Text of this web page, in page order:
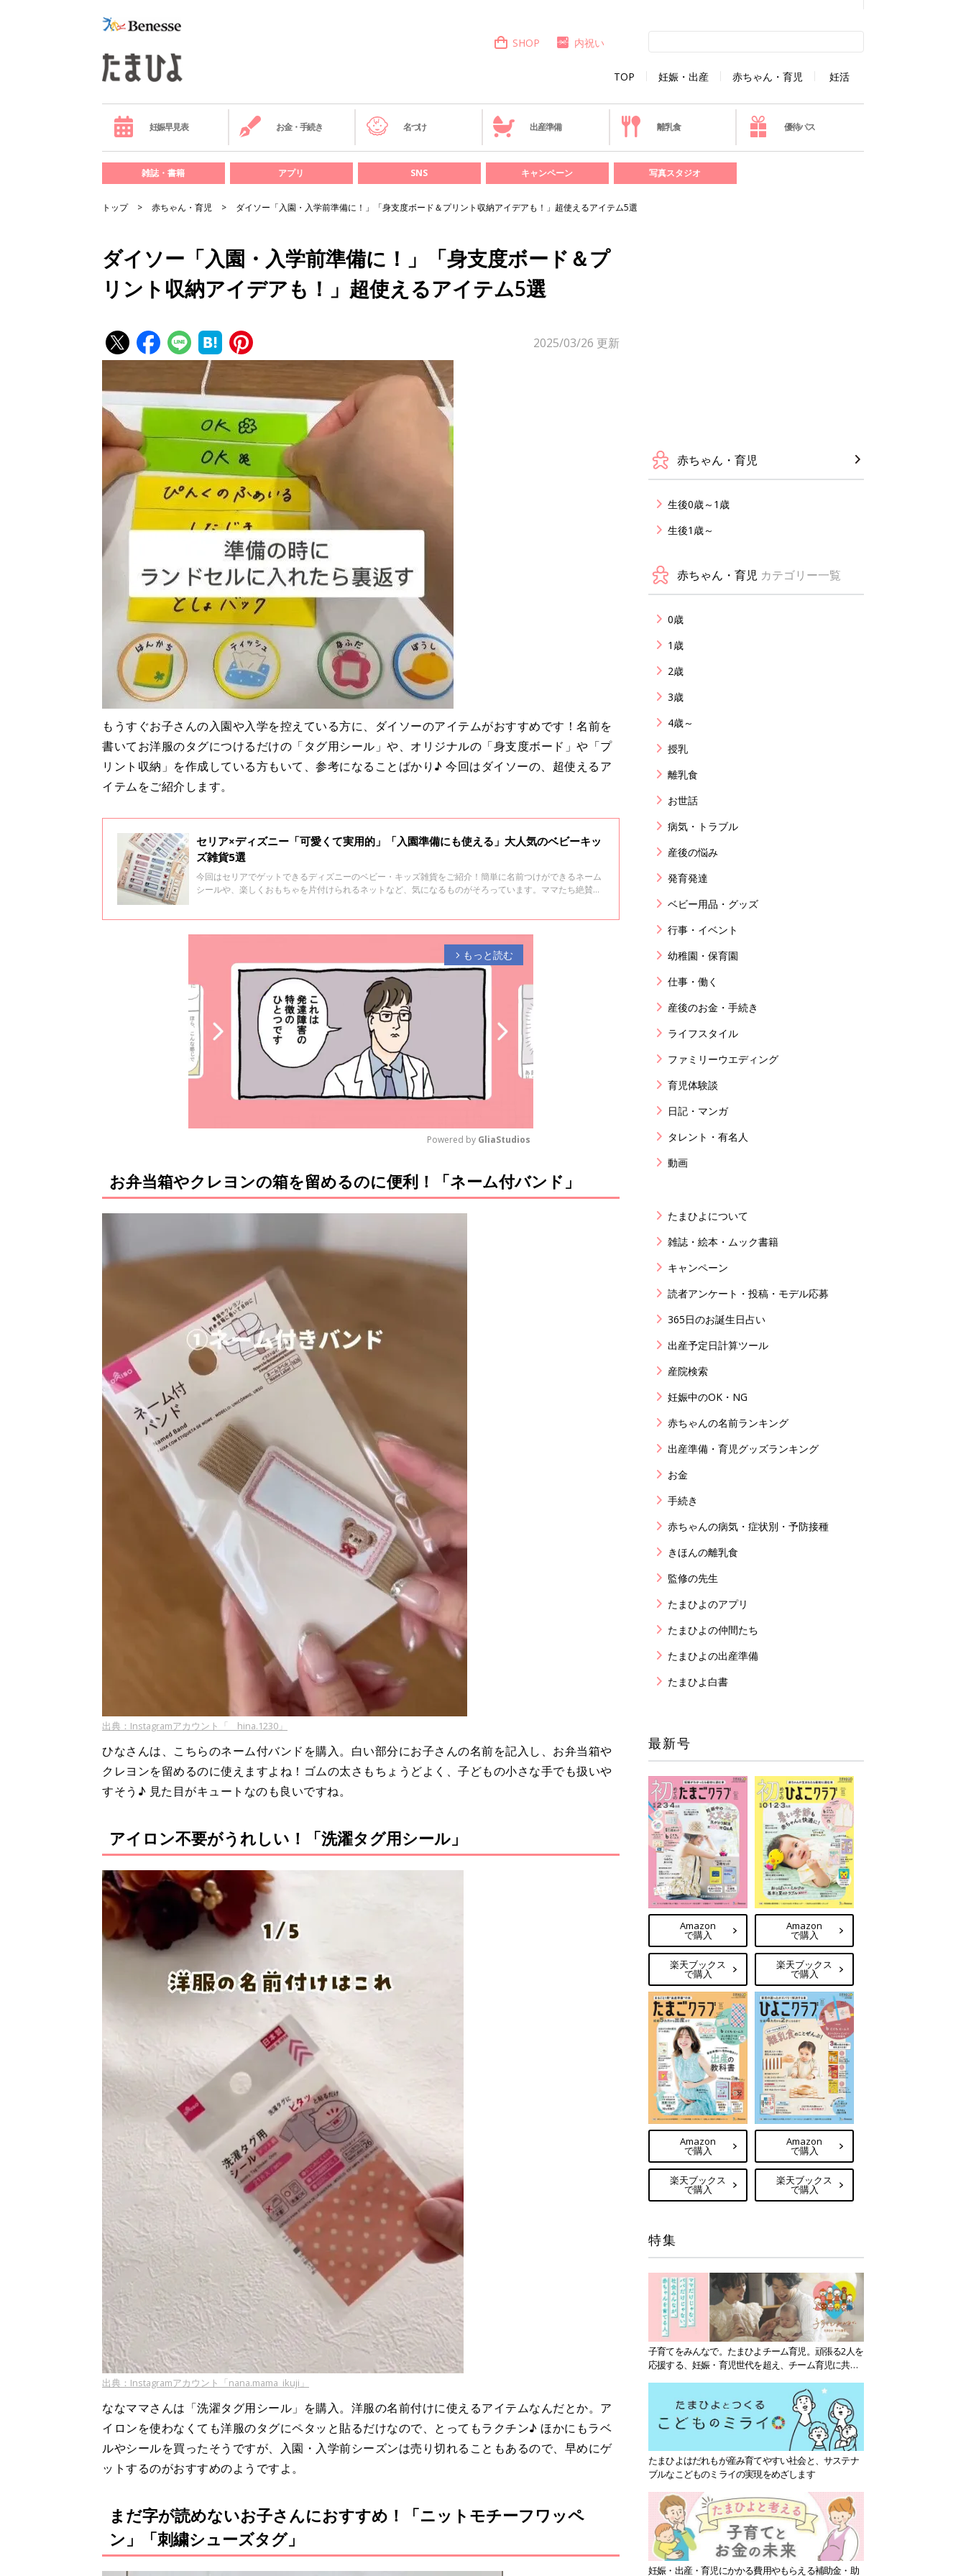
TOP 妊娠・出産 赤ちゃん・育児 妊活
SHOP 内祝い
妊娠早見表 お金・手続き 名づけ 出産準備 離乳食 優待パス
雑誌・書籍 アプリ SNS キャンペーン 写真スタジオ
トップ 赤ちゃん・育児 ダイソー「入園・入学前準備に！」「身支度ボード＆プリント収納アイデアも！」超使えるアイテム5選
ダイソー「入園・入学前準備に！」「身支度ボード＆プ
リント収納アイデアも！」超使えるアイテム5選
2025/03/26 更新
もうすぐお子さんの入園や入学を控えている方に、ダイソーのアイテムがおすすめです！名前を
書いてお洋服のタグにつけるだけの「タグ用シール」や、オリジナルの「身支度ボード」や「プ
リント収納」を作成している方もいて、参考になることばかり♪ 今回はダイソーの、超使えるア
イテムをご紹介します。
セリア×ディズニー「可愛くて実用的」「入園準備にも使える」大人気のベビーキッ
ズ雑貨5選
今回はセリアでゲットできるディズニーのベビー・キッズ雑貨をご紹介！簡単に名前つけができるネーム
シールや、楽しくおもちゃを片付けられるネットなど、気になるものがそろっています。ママたち絶賛の
arrow_forward_ios もっと読む
M
u
Powered by GliaStudios
お弁当箱やクレヨンの箱を留めるのに便利！「ネーム付バンド」
出典：Instagramアカウント「__hina.1230」
ひなさんは、こちらのネーム付バンドを購入。白い部分にお子さんの名前を記入し、お弁当箱や
クレヨンを留めるのに使えますよね！ゴムの太さもちょうどよく、子どもの小さな手でも扱いや
すそう♪ 見た目がキュートなのも良いですね。⁣
アイロン不要がうれしい！「洗濯タグ用シール」
出典：Instagramアカウント「nana.mama_ikuji」
ななママさんは「洗濯タグ用シール」を購入。洋服の名前付けに使えるアイテムなんだとか。ア
イロンを使わなくても洋服のタグにペタッと貼るだけなので、とってもラクチン♪ ほかにもラベ
ルやシールを買ったそうですが、入園・入学前シーズンは売り切れることもあるので、早めにゲ
ットするのがおすすめのようですよ。
まだ字が読めないお子さんにおすすめ！「ニットモチーフワッペ
ン」「刺繍シューズタグ」
赤ちゃん・育児
生後0歳～1歳
生後1歳～
赤ちゃん・育児 カテゴリー一覧
0歳
1歳
2歳
3歳
4歳～
授乳
離乳食
お世話
病気・トラブル
産後の悩み
発育発達
ベビー用品・グッズ
行事・イベント
幼稚園・保育園
仕事・働く
産後のお金・手続き
ライフスタイル
ファミリーウエディング
育児体験談
日記・マンガ
タレント・有名人
動画
たまひよについて
雑誌・絵本・ムック書籍
キャンペーン
読者アンケート・投稿・モデル応募
365日のお誕生日占い
出産予定日計算ツール
産院検索
妊娠中のOK・NG
赤ちゃんの名前ランキング
出産準備・育児グッズランキング
お金
手続き
赤ちゃんの病気・症状別・予防接種
きほんの離乳食
監修の先生
たまひよのアプリ
たまひよの仲間たち
たまひよの出産準備
たまひよ白書
最新号
Amazon
で購入
楽天ブックス
で購入
Amazon
で購入
楽天ブックス
で購入
Amazon
で購入
楽天ブックス
で購入
Amazon
で購入
楽天ブックス
で購入
特集
子育てをみんなで。たまひよチーム育児。頑張る2人を
応援する、妊娠・育児世代を超え、チーム育児に共感
たまひよはだれもが産み育てやすい社会と、サステナ
ブルなこどものミライの実現をめざします
妊娠・出産・育児にかかる費用やもらえる補助金・助